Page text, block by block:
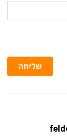
שליחה